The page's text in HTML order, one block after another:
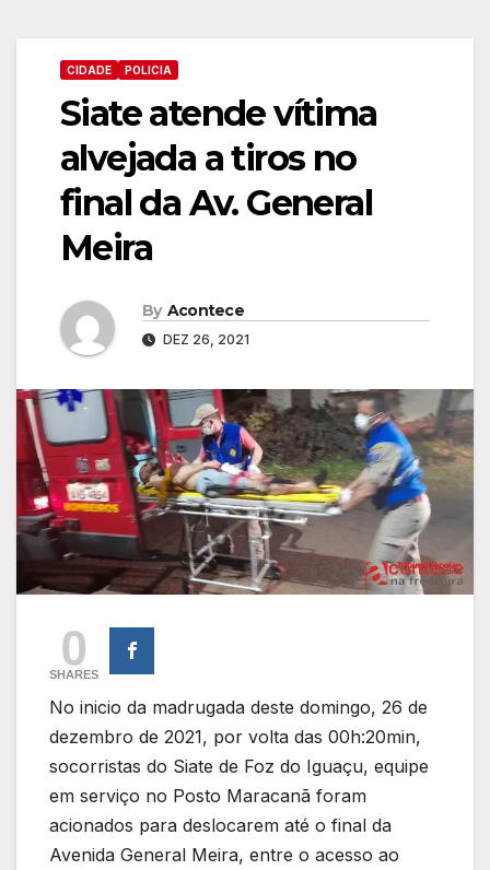
CIDADE POLICIA
Siate atende vítima
alvejada a tiros no
final da Av. General
Meira
By Acontece
DEZ 26, 2021
0
SHARES
No inicio da madrugada deste domingo, 26 de
dezembro de 2021, por volta das 00h:20min,
socorristas do Siate de Foz do Iguaçu, equipe
em serviço no Posto Maracanã foram
acionados para deslocarem até o final da
Avenida General Meira, entre o acesso ao